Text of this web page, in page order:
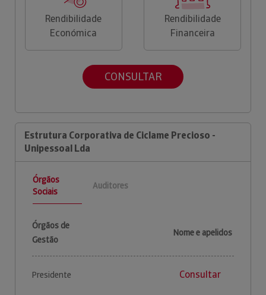
Rendibilidade
Económica
Rendibilidade
Financeira
CONSULTAR
Estrutura Corporativa de Ciclame Precioso -
Unipessoal Lda
Órgãos
Sociais
Auditores
Órgãos de
Gestão
Nome e apelidos
Presidente Consultar